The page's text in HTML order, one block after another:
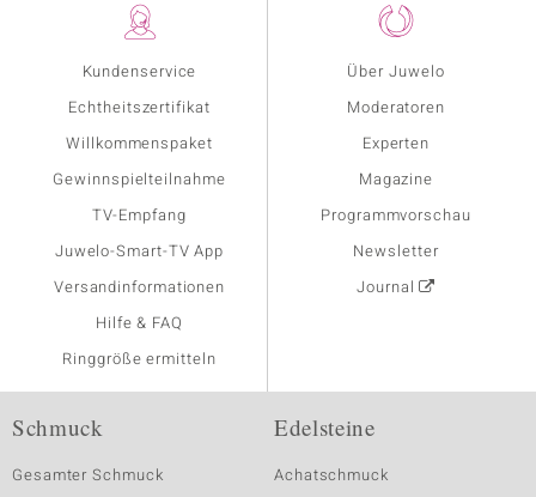
Kundenservice
Echtheitszertifikat
Willkommenspaket
Gewinnspielteilnahme
TV-Empfang
Juwelo-Smart-TV App
Versandinformationen
Hilfe & FAQ
Ringgröße ermitteln
Über Juwelo
Moderatoren
Experten
Magazine
Programmvorschau
Newsletter
Journal
Schmuck
Gesamter Schmuck
Edelsteine
Achatschmuck